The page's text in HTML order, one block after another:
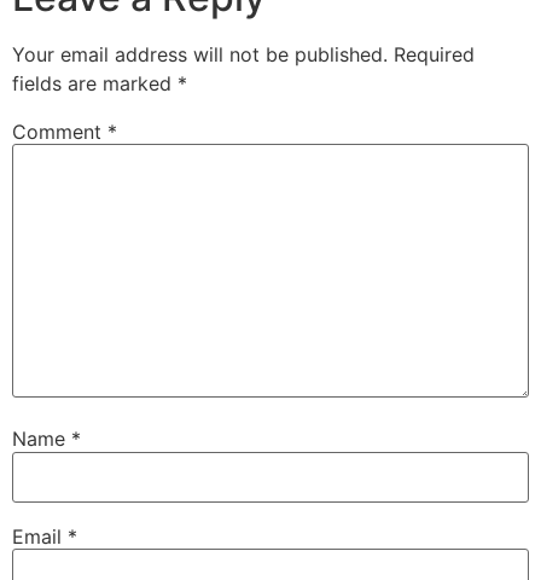
Your email address will not be published. Required
fields are marked *
Comment *
Name *
Email *